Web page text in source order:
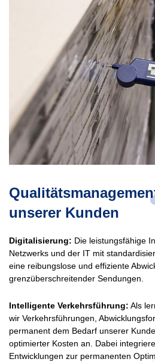
unserer Kunden
Digitalisierung: Die leistungsfähige
Netzwerks und der IT mit
eine reibungslose und effiziente
grenzüberschreitender Sendungen.
Intelligente Verkehrsführung: Als
wir Verkehrsführungen,
permanent dem Bedarf unserer
optimierter Kosten an. Dabei
Entwicklungen zur permanenten